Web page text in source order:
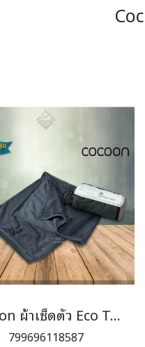
Cocoon ผ้าเช็ดตัว Eco Travel Towel
799696118587